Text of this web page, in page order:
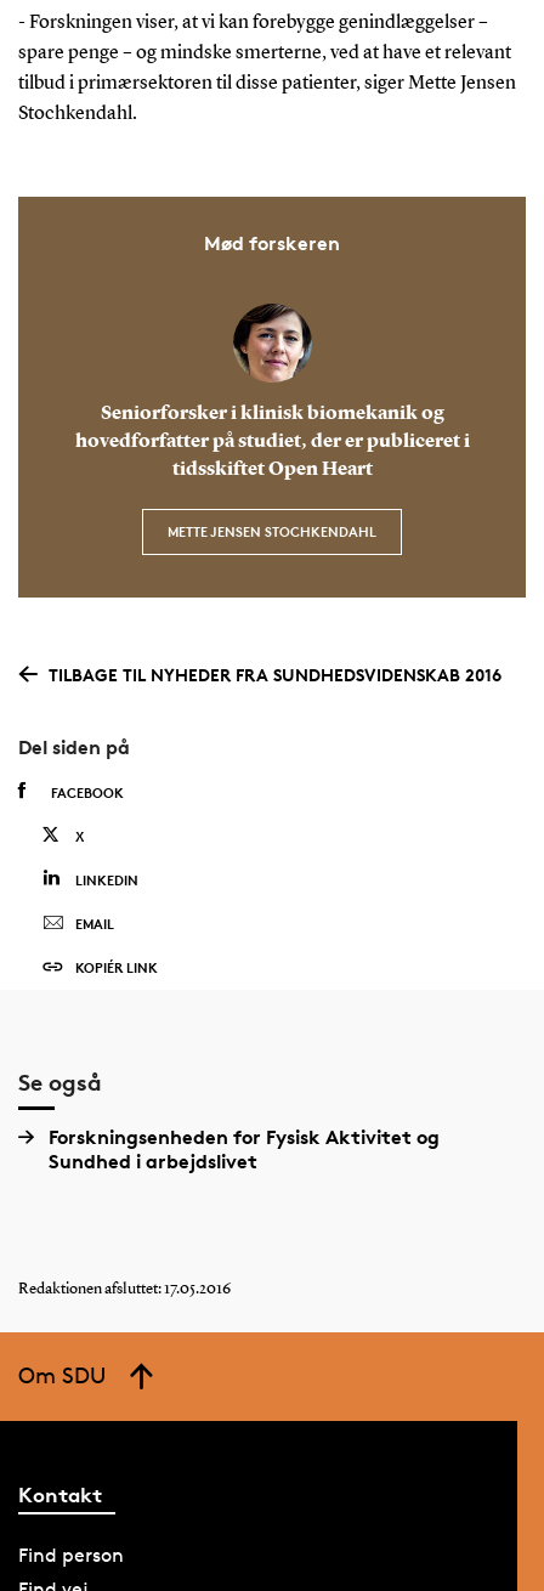
- Forskningen viser, at vi kan forebygge genindlæggelser –
spare penge – og mindske smerterne, ved at have et relevant
tilbud i primærsektoren til disse patienter, siger Mette Jensen
Stochkendahl.
Mød forskeren
Seniorforsker i klinisk biomekanik og
hovedforfatter på studiet, der er publiceret i
tidsskiftet Open Heart
METTE JENSEN STOCHKENDAHL
TILBAGE TIL NYHEDER FRA SUNDHEDSVIDENSKAB 2016
Del siden på
FACEBOOK
X
LINKEDIN
EMAIL
KOPIÉR LINK
Se også
Forskningsenheden for Fysisk Aktivitet og
Sundhed i arbejdslivet
Redaktionen afsluttet: 17.05.2016
Om SDU
Kontakt
Find person